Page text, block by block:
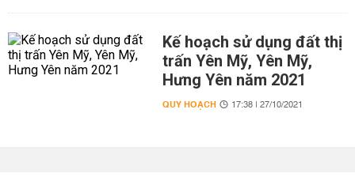
Kế hoạch sử dụng đất thị
trấn Yên Mỹ, Yên Mỹ,
Hưng Yên năm 2021
QUY HOẠCH 17:38 | 27/10/2021